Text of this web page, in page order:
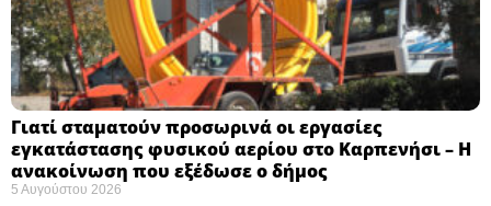
Γιατί σταματούν προσωρινά οι εργασίες
εγκατάστασης φυσικού αερίου στο Καρπενήσι – Η
ανακοίνωση που εξέδωσε ο δήμος
5 Αυγούστου 2026